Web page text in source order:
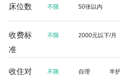
宝坻区 滨海新区
蓟县
床位数 不限 50张以内
收费标
准
不限 2000元以下/月
3000-5000元/月
收住对
不限 自理 半